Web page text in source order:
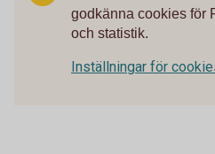
godkänna cookies för
och statistik.
Inställningar för